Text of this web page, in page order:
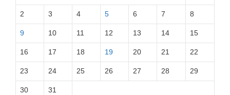
2 3 4 5 6 7 8
9 10 11 12 13 14 15
16 17 18 19 20 21 22
23 24 25 26 27 28 29
30 31